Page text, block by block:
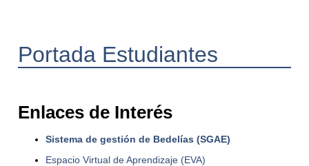
Portada Estudiantes
Enlaces de Interés
Sistema de gestión de Bedelías (SGAE)
Espacio Virtual de Aprendizaje (EVA)